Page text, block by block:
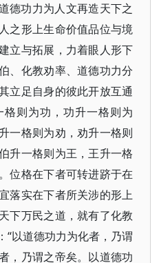
德功力为人文再造天下之
之形上生命价值品位与境
立与拓展，力着眼人形下
、化教劝率、道德功力分
立足自身的彼此开放互通
则为功，功升一格则为
一格则为劝，劝升一格则
升一格则为王，王升一格
位格在下者可转进跻于在
落实在下者所关涉的形上
下万民之道，就有了化教
“以道德功力为化者，乃谓
，乃谓之帝矣。以道德功